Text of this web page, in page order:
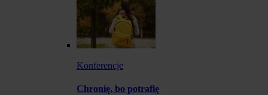
Konferencje
Chronię, bo potrafię